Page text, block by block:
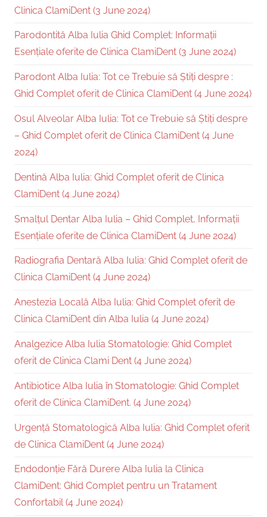
Clinica ClamiDent (3 June 2024)
Parodontită Alba Iulia Ghid Complet: Informații
Esențiale oferite de Clinica ClamiDent (3 June 2024)
Parodont Alba Iulia: Tot ce Trebuie să Știți despre :
Ghid Complet oferit de Clinica ClamiDent (4 June 2024)
Osul Alveolar Alba Iulia: Tot ce Trebuie să Știți despre
– Ghid Complet oferit de Clinica ClamiDent (4 June
2024)
Dentină Alba Iulia: Ghid Complet oferit de Clinica
ClamiDent (4 June 2024)
Smalțul Dentar Alba Iulia – Ghid Complet, Informații
Esențiale oferite de Clinica ClamiDent (4 June 2024)
Radiografia Dentară Alba Iulia: Ghid Complet oferit de
Clinica ClamiDent (4 June 2024)
Anestezia Locală Alba Iulia: Ghid Complet oferit de
Clinica ClamiDent din Alba Iulia (4 June 2024)
Analgezice Alba Iulia Stomatologie: Ghid Complet
oferit de Clinica Clami Dent (4 June 2024)
Antibiotice Alba Iulia în Stomatologie: Ghid Complet
oferit de Clinica ClamiDent. (4 June 2024)
Urgență Stomatologică Alba Iulia: Ghid Complet oferit
de Clinica ClamiDent (4 June 2024)
Endodonție Fără Durere Alba Iulia la Clinica
ClamiDent: Ghid Complet pentru un Tratament
Confortabil (4 June 2024)